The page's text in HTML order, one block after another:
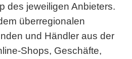
des jeweiligen Anbieters.
überregionalen
und Händler aus der
Shops, Geschäfte,